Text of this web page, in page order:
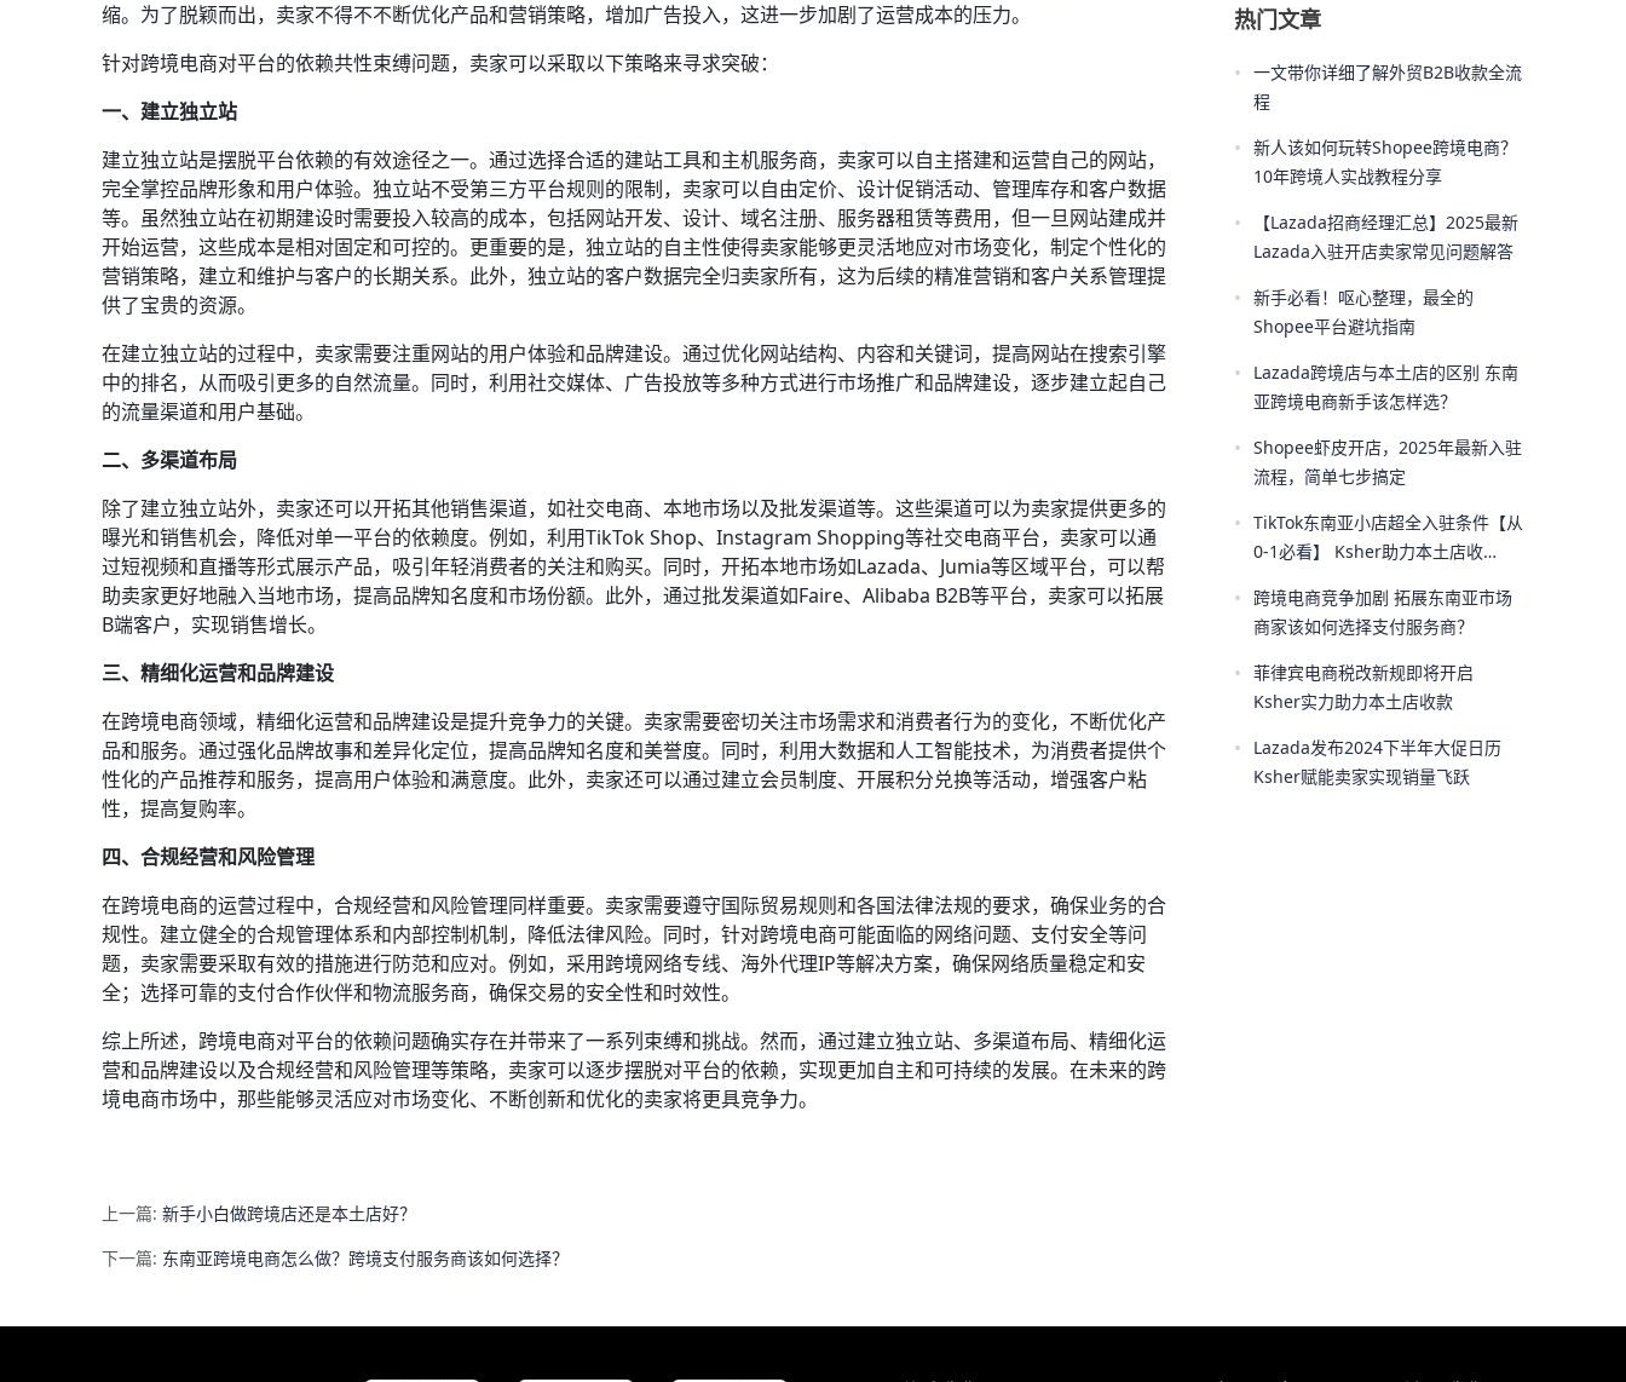
缩。为了脱颖而出，卖家不得不不断优化产品和营销策略，增加广告投入，这进一步加剧了运营成本的压力。
针对跨境电商对平台的依赖共性束缚问题，卖家可以采取以下策略来寻求突破：
一、建立独立站
建立独立站是摆脱平台依赖的有效途径之一。通过选择合适的建站工具和主机服务商，卖家可以自主搭建和运营自己的网站，
完全掌控品牌形象和用户体验。独立站不受第三方平台规则的限制，卖家可以自由定价、设计促销活动、管理库存和客户数据
等。虽然独立站在初期建设时需要投入较高的成本，包括网站开发、设计、域名注册、服务器租赁等费用，但一旦网站建成并
开始运营，这些成本是相对固定和可控的。更重要的是，独立站的自主性使得卖家能够更灵活地应对市场变化，制定个性化的
营销策略，建立和维护与客户的长期关系。此外，独立站的客户数据完全归卖家所有，这为后续的精准营销和客户关系管理提
供了宝贵的资源。
在建立独立站的过程中，卖家需要注重网站的用户体验和品牌建设。通过优化网站结构、内容和关键词，提高网站在搜索引擎
中的排名，从而吸引更多的自然流量。同时，利用社交媒体、广告投放等多种方式进行市场推广和品牌建设，逐步建立起自己
的流量渠道和用户基础。
二、多渠道布局
除了建立独立站外，卖家还可以开拓其他销售渠道，如社交电商、本地市场以及批发渠道等。这些渠道可以为卖家提供更多的
曝光和销售机会，降低对单一平台的依赖度。例如，利用TikTok Shop、Instagram Shopping等社交电商平台，卖家可以通
过短视频和直播等形式展示产品，吸引年轻消费者的关注和购买。同时，开拓本地市场如Lazada、Jumia等区域平台，可以帮
助卖家更好地融入当地市场，提高品牌知名度和市场份额。此外，通过批发渠道如Faire、Alibaba B2B等平台，卖家可以拓展
B端客户，实现销售增长。
三、精细化运营和品牌建设
在跨境电商领域，精细化运营和品牌建设是提升竞争力的关键。卖家需要密切关注市场需求和消费者行为的变化，不断优化产
品和服务。通过强化品牌故事和差异化定位，提高品牌知名度和美誉度。同时，利用大数据和人工智能技术，为消费者提供个
性化的产品推荐和服务，提高用户体验和满意度。此外，卖家还可以通过建立会员制度、开展积分兑换等活动，增强客户粘
性，提高复购率。
四、合规经营和风险管理
在跨境电商的运营过程中，合规经营和风险管理同样重要。卖家需要遵守国际贸易规则和各国法律法规的要求，确保业务的合
规性。建立健全的合规管理体系和内部控制机制，降低法律风险。同时，针对跨境电商可能面临的网络问题、支付安全等问
题，卖家需要采取有效的措施进行防范和应对。例如，采用跨境网络专线、海外代理IP等解决方案，确保网络质量稳定和安
全；选择可靠的支付合作伙伴和物流服务商，确保交易的安全性和时效性。
综上所述，跨境电商对平台的依赖问题确实存在并带来了一系列束缚和挑战。然而，通过建立独立站、多渠道布局、精细化运
营和品牌建设以及合规经营和风险管理等策略，卖家可以逐步摆脱对平台的依赖，实现更加自主和可持续的发展。在未来的跨
境电商市场中，那些能够灵活应对市场变化、不断创新和优化的卖家将更具竞争力。
上一篇: 新手小白做跨境店还是本土店好？
下一篇: 东南亚跨境电商怎么做？跨境支付服务商该如何选择？
热门文章
• 一文带你详细了解外贸B2B收款全流
程
• 新人该如何玩转Shopee跨境电商？
10年跨境人实战教程分享
•
【Lazada招商经理汇总】2025最新
Lazada入驻开店卖家常见问题解答
• 新手必看！呕心整理，最全的
Shopee平台避坑指南
•
Lazada跨境店与本土店的区别 东南
亚跨境电商新手该怎样选？
• Shopee虾皮开店，2025年最新入驻
流程，简单七步搞定
• TikTok东南亚小店超全入驻条件【从
0-1必看】 Ksher助力本土店收
•
跨境电商竞争加剧 拓展东南亚市场
商家该如何选择支付服务商？
• 菲律宾电商税改新规即将开启
Ksher实力助力本土店收款
•
Lazada发布2024下半年大促日历
Ksher赋能卖家实现销量飞跃